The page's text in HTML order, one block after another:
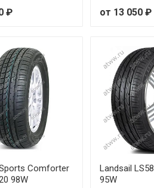
Tourador X SPEED TU1 215/
Tourador X SPEED TU1 215/
Tourador X SPEED TU1 225/
Tourador X SPEED TU1 225/
Tourador X SPEED TU1 225/
Tourador X SPEED TU1 225/
₽ от 13 050 ₽
Comforter
98W
Landsail
95W